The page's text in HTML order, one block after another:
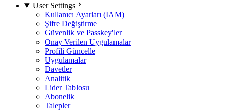
User Settings
Kullanıcı Ayarları (IAM)
Şifre Değiştirme
Güvenlik ve Passkey'ler
Onay Verilen Uygulamalar
Profili Güncelle
Uygulamalar
Davetler
Analitik
Lider Tablosu
Abonelik
Talepler